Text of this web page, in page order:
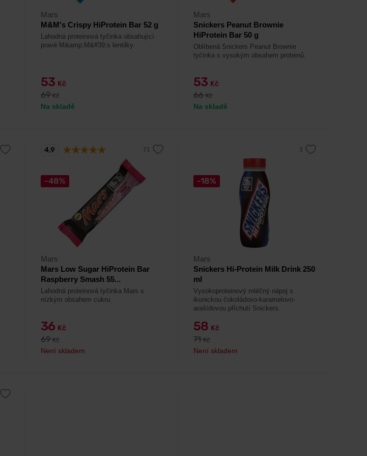
Mars
M&M's Crispy HiProtein Bar 52 g
Lahodná proteinová tyčinka obsahující
pravé M&amp;M&#39;s lentilky.
53 Kč
69Kč
Na skladě
Mars
Snickers Peanut Brownie
HiProtein Bar 50 g
Oblíbená Snickers Peanut Brownie
tyčinka s vysokým obsahem proteinů.
53 Kč
66Kč
Na skladě
-48%
Mars
Mars Low Sugar HiProtein Bar
Raspberry Smash 55...
Lahodná proteinová tyčinka Mars s
nízkým obsahem cukru.
36 Kč
69Kč
Není skladem
4,9
-18%
Mars
Snickers Hi-Protein Milk Drink 250
ml
Vysokoproteinový mléčný nápoj s
ikonickou čokoládovo-karamelovo-
arašídovou příchutí Snickers.
58 Kč
71Kč
Není skladem